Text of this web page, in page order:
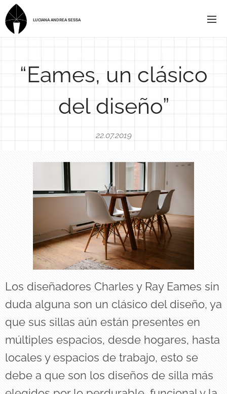
LUCIANA ANDREA SESSA
“Eames, un clásico
del diseño”
22.07.2019
Los diseñadores Charles y Ray Eames sin
duda alguna son un clásico del diseño, ya
que sus sillas aún están presentes en
múltiples espacios, desde hogares, hasta
locales y espacios de trabajo, esto se
debe a que son los diseños de silla más